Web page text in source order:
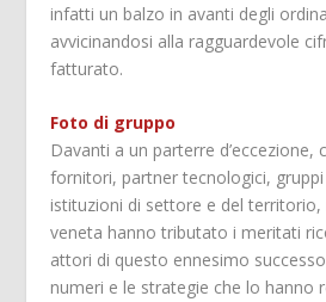
infatti un balzo in avanti degli
avvicinandosi alla ragguardevole
fatturato.
Foto di gruppo
Davanti a un parterre
fornitori, partner tecnologici,
istituzioni di settore e del territorio,
veneta hanno tributato i meritati
attori di questo ennesimo
numeri e le strategie che lo hanno